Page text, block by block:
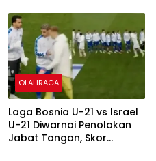
OLAHRAGA
Laga Bosnia U-21 vs Israel
U-21 Diwarnai Penolakan
Jabat Tangan, Skor